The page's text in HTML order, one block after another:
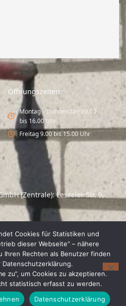
Öffnungszeiten
Montag – Donnerstag 09.00
bis 16.00 Uhr
Freitag 9.00 bis 15.00 Uhr
(Zentrale): Lesseler Str. 9,
Osloer Straße 21 49377
Dämmtechnik GmbH
Cookies für Statistiken und
dieser Webseite“ – nähere
Ihren Rechten als Benutzer finden
Datenschutzerklärung.
zu“, um Cookies zu akzeptieren.
statistisch erfasst zu werden.
Datenschutzerklärung